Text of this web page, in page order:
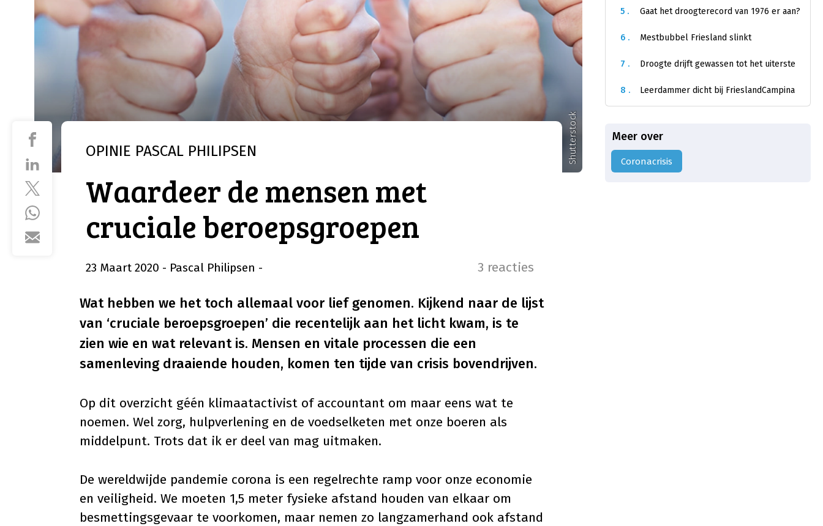
Shutterstock
OPINIE PASCAL PHILIPSEN
Waardeer de mensen met
cruciale beroepsgroepen
23 Maart 2020 - Pascal Philipsen - 3 reacties
Wat hebben we het toch allemaal voor lief genomen. Kijkend naar de lijst
van ‘cruciale beroepsgroepen’ die recentelijk aan het licht kwam, is te
zien wie en wat relevant is. Mensen en vitale processen die een
samenleving draaiende houden, komen ten tijde van crisis bovendrijven.
Op dit overzicht géén klimaatactivist of accountant om maar eens wat te
noemen. Wel zorg, hulpverlening en de voedselketen met onze boeren als
middelpunt. Trots dat ik er deel van mag uitmaken.
De wereldwijde pandemie corona is een regelrechte ramp voor onze economie
en veiligheid. We moeten 1,5 meter fysieke afstand houden van elkaar om
besmettingsgevaar te voorkomen, maar nemen zo langzamerhand ook afstand
5 . Gaat het droogterecord van 1976 er aan?
6 . Mestbubbel Friesland slinkt
7 . Droogte drijft gewassen tot het uiterste
8 . Leerdammer dicht bij FrieslandCampina
Meer over
Coronacrisis